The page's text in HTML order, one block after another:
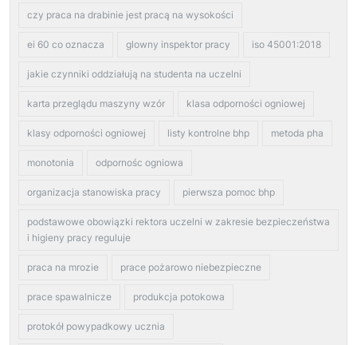
czy praca na drabinie jest pracą na wysokości
ei 60 co oznacza glowny inspektor pracy iso 45001:2018
jakie czynniki oddziałują na studenta na uczelni
karta przeglądu maszyny wzór klasa odporności ogniowej
klasy odporności ogniowej listy kontrolne bhp metoda pha
monotonia odpornośc ogniowa
organizacja stanowiska pracy pierwsza pomoc bhp
podstawowe obowiązki rektora uczelni w zakresie bezpieczeństwa
i higieny pracy reguluje
praca na mrozie prace pożarowo niebezpieczne
prace spawalnicze produkcja potokowa
protokół powypadkowy ucznia